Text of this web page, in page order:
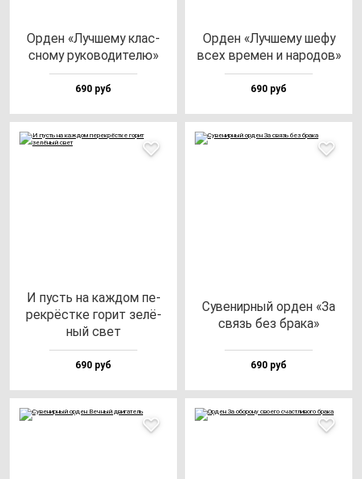
Орден «Луч­ше­му клас­
сно­му ру­ко­во­ди­те­лю»
690 руб
Орден «Луч­ше­му ше­фу
всех вре­мен и на­ро­дов»
690 руб
И пусть на каж­дом пе­
рек­рёс­тке го­рит зе­лё­
ный свет
690 руб
Суве­нир­ный ор­ден «За
связь без бра­ка»
690 руб